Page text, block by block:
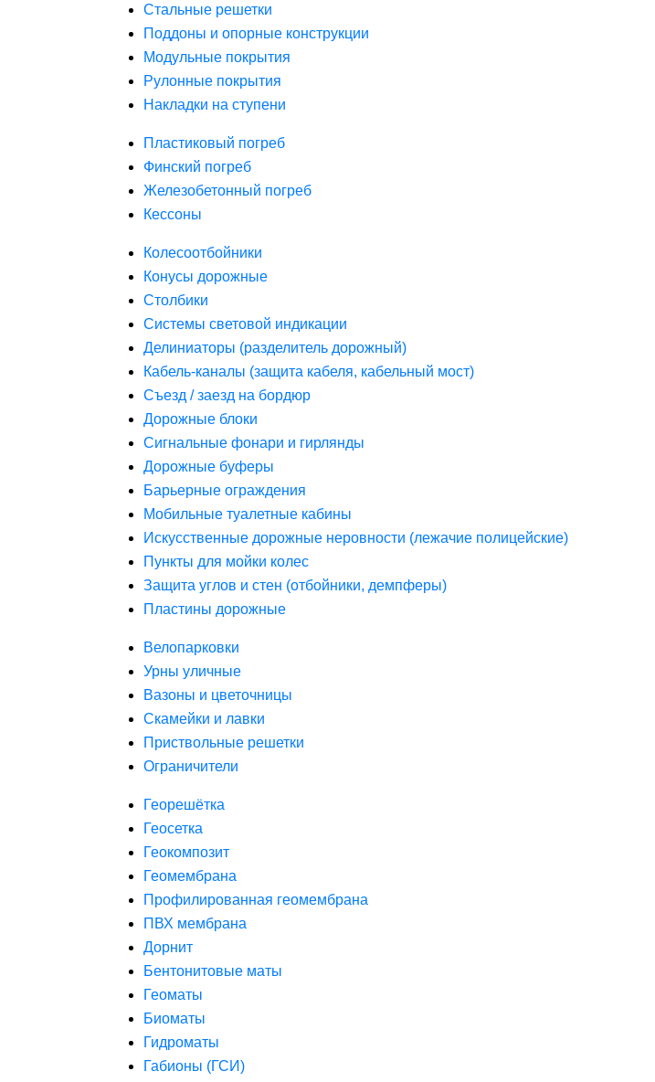
Стальные решетки
Поддоны и опорные конструкции
Модульные покрытия
Рулонные покрытия
Накладки на ступени
Пластиковый погреб
Финский погреб
Железобетонный погреб
Кессоны
Колесоотбойники
Конусы дорожные
Столбики
Системы световой индикации
Делиниаторы (разделитель дорожный)
Кабель-каналы (защита кабеля, кабельный мост)
Съезд / заезд на бордюр
Дорожные блоки
Сигнальные фонари и гирлянды
Дорожные буферы
Барьерные ограждения
Мобильные туалетные кабины
Искусственные дорожные неровности (лежачие полицейские)
Пункты для мойки колес
Защита углов и стен (отбойники, демпферы)
Пластины дорожные
Велопарковки
Урны уличные
Вазоны и цветочницы
Скамейки и лавки
Приствольные решетки
Ограничители
Георешётка
Геосетка
Геокомпозит
Геомембрана
Профилированная геомембрана
ПВХ мембрана
Дорнит
Бентонитовые маты
Геоматы
Биоматы
Гидроматы
Габионы (ГСИ)